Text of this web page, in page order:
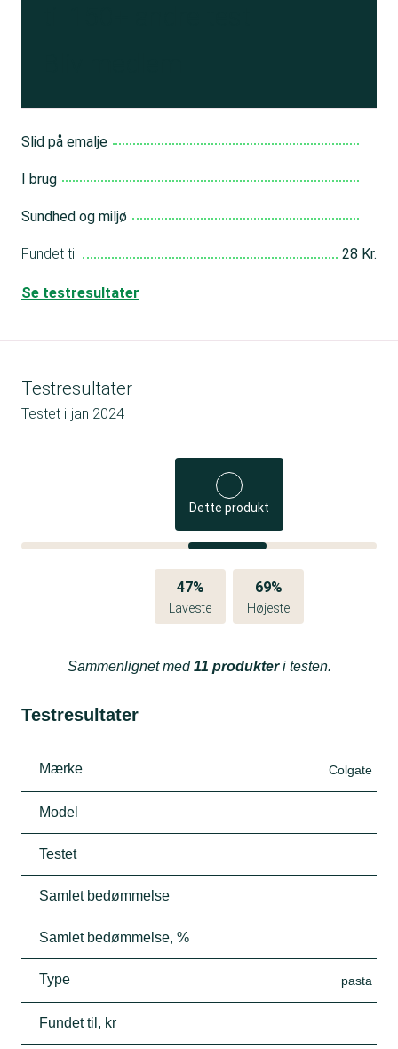
Slid på emalje
I brug
Sundhed og miljø
Fundet til 28 Kr.
Se testresultater
Testresultater
Testet i jan 2024
Dette produkt
47%
Laveste
69%
Højeste
Sammenlignet med11 produkteri testen.
Testresultater
Mærke Colgate
Model
Testet
Samlet bedømmelse
Samlet bedømmelse, %
Type pasta
Fundet til, kr